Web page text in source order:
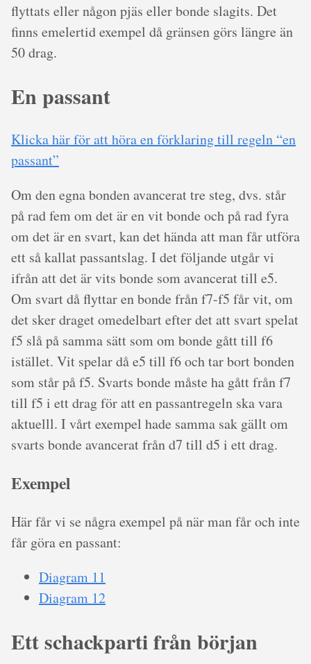
flyttats eller någon pjäs eller bonde slagits. Det
finns emelertid exempel då gränsen görs längre än
50 drag.
En passant
Klicka här för att höra en förklaring till regeln “en
passant”
Om den egna bonden avancerat tre steg, dvs. står
på rad fem om det är en vit bonde och på rad fyra
om det är en svart, kan det hända att man får utföra
ett så kallat passantslag. I det följande utgår vi
ifrån att det är vits bonde som avancerat till e5.
Om svart då flyttar en bonde från f7-f5 får vit, om
det sker draget omedelbart efter det att svart spelat
f5 slå på samma sätt som om bonde gått till f6
istället. Vit spelar då e5 till f6 och tar bort bonden
som står på f5. Svarts bonde måste ha gått från f7
till f5 i ett drag för att en passantregeln ska vara
aktuelll. I vårt exempel hade samma sak gällt om
svarts bonde avancerat från d7 till d5 i ett drag.
Exempel
Här får vi se några exempel på när man får och inte
får göra en passant:
Diagram 11
Diagram 12
Ett schackparti från början